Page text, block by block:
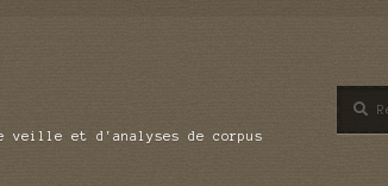
veille et d'analyses de corpus
pour :